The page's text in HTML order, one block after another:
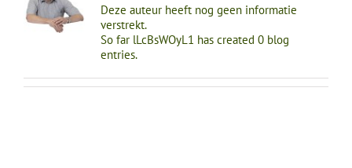
Deze auteur heeft nog geen informatie
verstrekt.
So far lLcBsWOyL1 has created 0 blog
entries.